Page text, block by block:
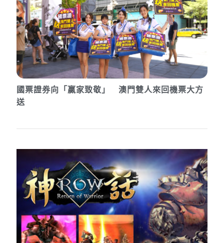
國票證券向「贏家致敬」 澳門雙人來回機票大方
送